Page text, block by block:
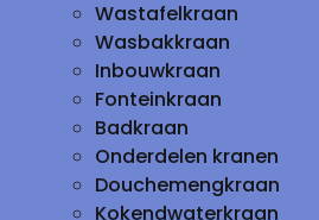
Wastafelkraan
Wasbakkraan
Inbouwkraan
Fonteinkraan
Badkraan
Onderdelen kranen
Douchemengkraan
Kokendwaterkraan